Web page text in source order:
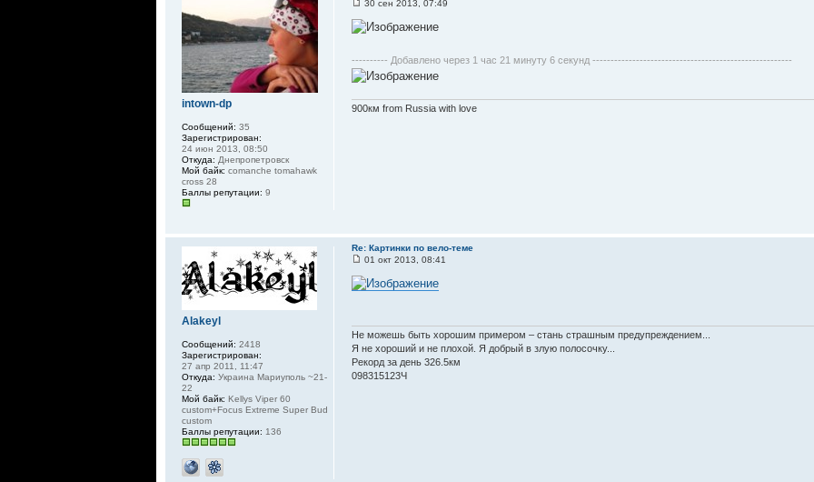
30 сен 2013, 07:49
---------- Добавлено через 1 час 21 минуту 6 секунд -------------------------------------------------------
900км from Russia with love
intown-dp
Сообщений: 35
Зарегистрирован:
24 июн 2013, 08:50
Откуда: Днепропетровск
Мой байк: comanche tomahawk
cross 28
Баллы репутации: 9
Re: Картинки по вело-теме
01 окт 2013, 08:41
Не можешь быть хорошим примером – стань страшным предупреждением...
Я не хороший и не плохой. Я добрый в злую полосочку...
Рекорд за день 326.5км
098315123Ч
Alakeyl
Сообщений: 2418
Зарегистрирован:
27 апр 2011, 11:47
Откуда: Украина Мариуполь ~21-
22
Мой байк: Kellys Viper 60
custom+Focus Extreme Super Bud
custom
Баллы репутации: 136